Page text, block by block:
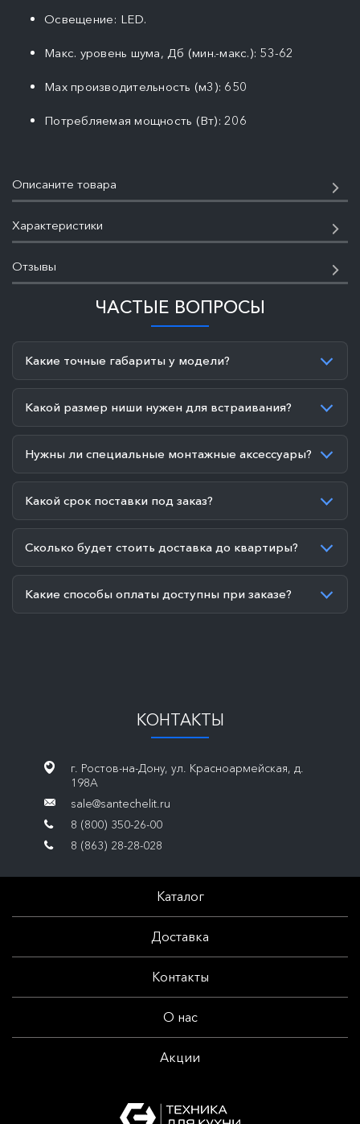
Освещение: LED.
Макс. уровень шума, Дб (мин.-макс.): 53-62
Max производительность (м3): 650
Потребляемая мощность (Вт): 206
Описаните товара
Характеристики
Отзывы
ЧАСТЫЕ ВОПРОСЫ
Какие точные габариты у модели?
Какой размер ниши нужен для встраивания?
Нужны ли специальные монтажные аксессуары?
Какой срок поставки под заказ?
Сколько будет стоить доставка до квартиры?
Какие способы оплаты доступны при заказе?
КОНТАКТЫ
г. Ростов-на-Дону, ул. Красноармейская, д.
198А
sale@santechelit.ru
8 (800) 350-26-00
8 (863) 28-28-028
Каталог
Доставка
Контакты
О нас
Акции